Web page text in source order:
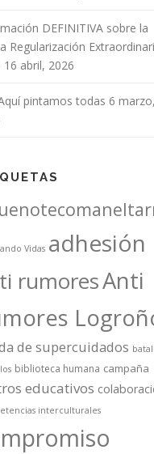
DEFINITIVA sobre la
Regularización
16 abril, 2026
pintamos todas 6 marzo,
Vidas adhesión
rumoresAnti
de supercuidados
biblioteca humana campaña
educativos
interculturales